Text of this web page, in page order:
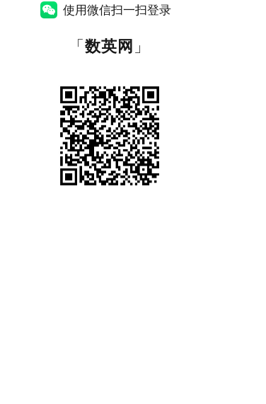
使用微信扫一扫登录
「数英网 」